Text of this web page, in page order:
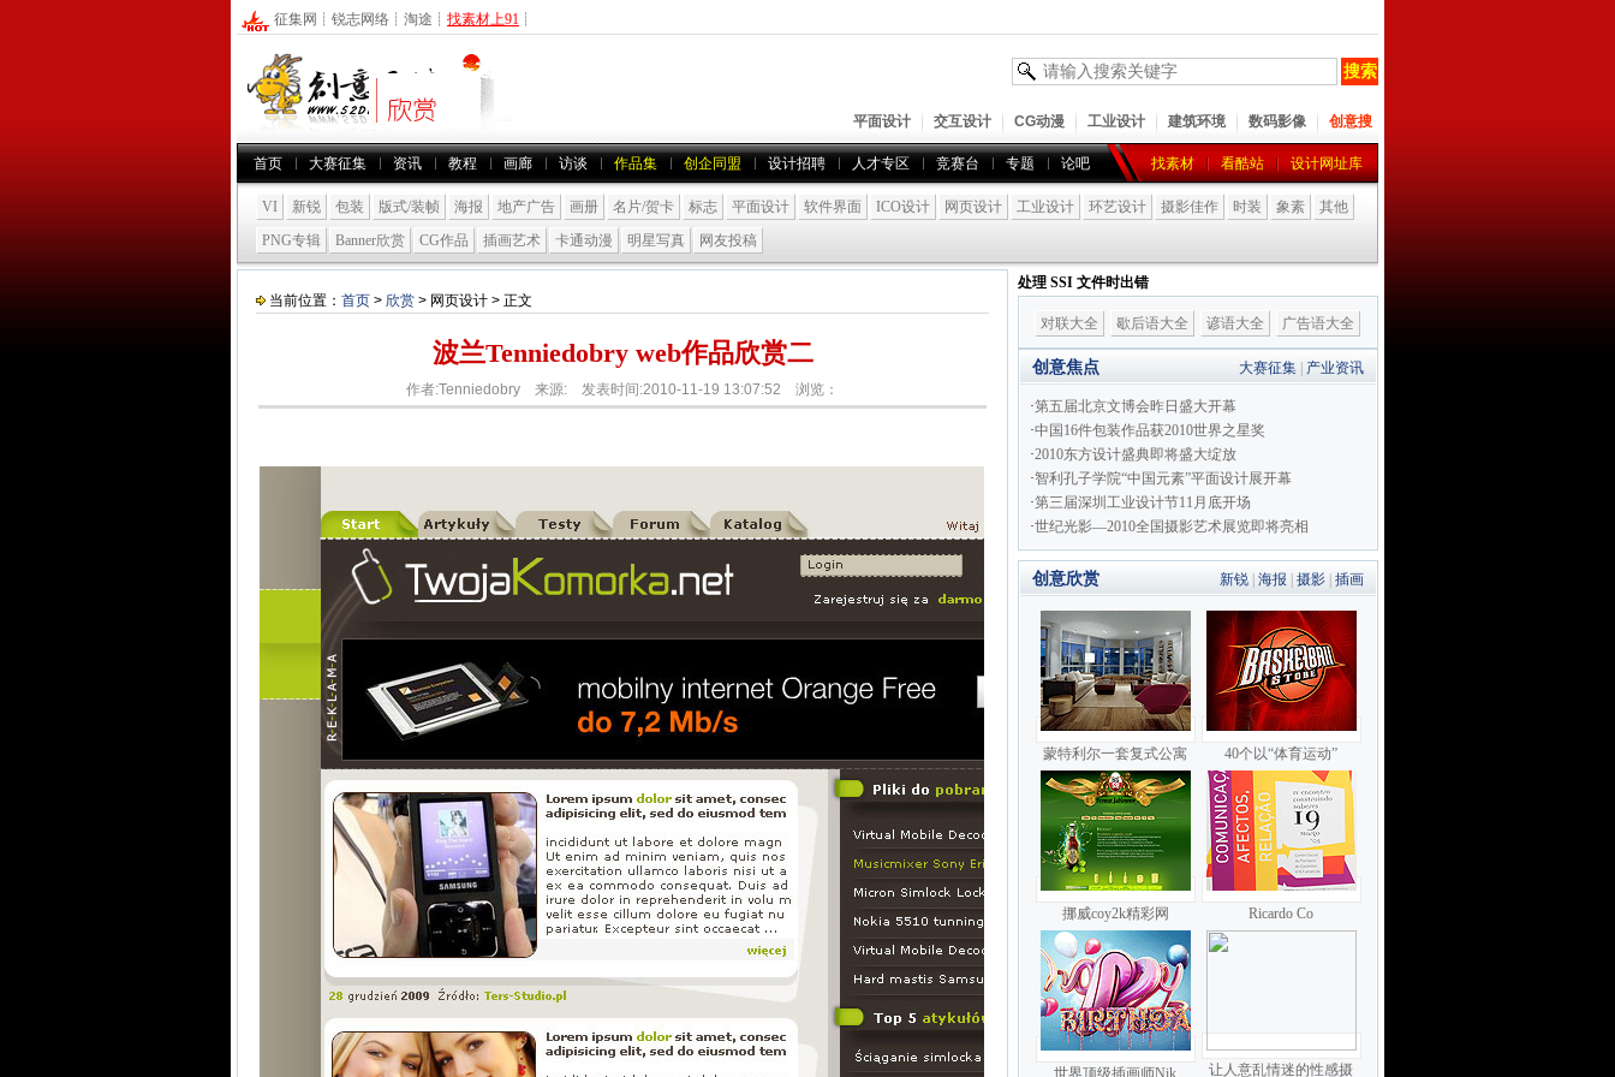
征集网 ┊ 锐志网络 ┊ 淘途 ┊ 找素材上91 ┊
平面设计 交互设计 CG动漫 工业设计 建筑环境 数码影像 创意搜
首页 大赛征集 资讯 教程 画廊 访谈 作品集 创企同盟 设计招聘 人才专区 竞赛台 专题 论吧 找素材 看酷站 设计网址库
VI 新锐 包装 版式/装帧 海报 地产广告 画册 名片/贺卡 标志 平面设计 软件界面 ICO设计 网页设计 工业设计 环艺设计 摄影佳作 时装 象素
其他
PNG专辑
Banner欣赏 CG作品 插画艺术 卡通动漫 明星写真 网友投稿
当前位置： 首页 > 欣赏 > 网页设计 > 正文
波兰Tenniedobry web作品欣赏二
作者:Tenniedobry 来源: 发表时间:2010-11-19 13:07:52 浏览：
处理 SSI 文件时出错
对联大全 歇后语大全 谚语大全 广告语大全
创意焦点 大赛征集 产业资讯
·第五届北京文博会昨日盛大开幕
·中国16件包装作品获2010世界之星奖
·2010东方设计盛典即将盛大绽放
·智利孔子学院“中国元素”平面设计展开幕
·第三届深圳工业设计节11月底开场
·世纪光影—2010全国摄影艺术展览即将亮相
创意欣赏 新锐 海报 摄影 插画
蒙特利尔一套复式公寓 40个以“体育运动”
挪威coy2k精彩网 Ricardo Co
世界顶级插画师Nik 让人意乱情迷的性感摄